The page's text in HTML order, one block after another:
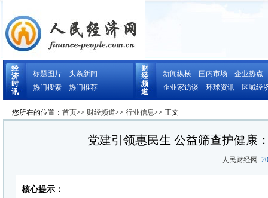
经
济
时
讯
标题图片
头条新闻
热门搜索
热门推荐
财
经
频
道
新闻纵横 国内市场
企业热点
企业家访谈
环球资讯 区域经
您所在的位置： 首页>> 财经频道>> 行业信息>> 正文
党建引领惠民生 公益筛查护健康
人民财经网
核心提示：